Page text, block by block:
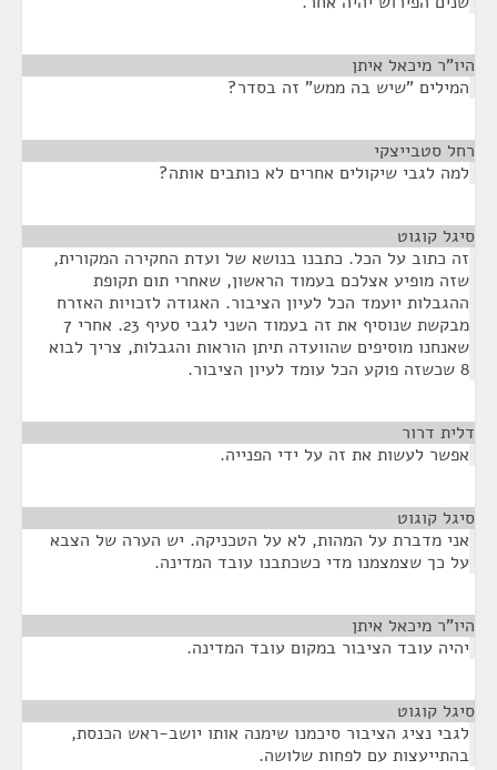
היו"ר מיכאל איתן
המילים "שיש בה ממש" זה בסדר?
רחל סטבייצקי
למה לגבי שיקולים אחרים לא כותבים אותה?
סיגל קוגוט
זה כתוב על הכל. כתבנו בנושא של ועדת החקירה המקורית,
שזה מופיע אצלכם בעמוד הראשון, שאחרי תום תקופת
ההגבלות יועמד הכל לעיון הציבור. האגודה לזכויות האזרח
מבקשת שנוסיף את זה בעמוד השני לגבי סעיף 23. אחרי 7
שאנחנו מוסיפים שהוועדה תיתן הוראות והגבלות, צריך לבוא
8 שכשזה פוקע הכל עומד לעיון הציבור.
דלית דרור
אפשר לעשות את זה על ידי הפנייה.
סיגל קוגוט
אני מדברת על המהות, לא על הטכניקה. יש הערה של הצבא
על כך שצמצמנו מדי כשכתבנו עובד המדינה.
היו"ר מיכאל איתן
יהיה עובד הציבור במקום עובד המדינה.
סיגל קוגוט
לגבי נציג הציבור סיכמנו שימנה אותו יושב-ראש הכנסת,
בהתייעצות עם לפחות שלושה.